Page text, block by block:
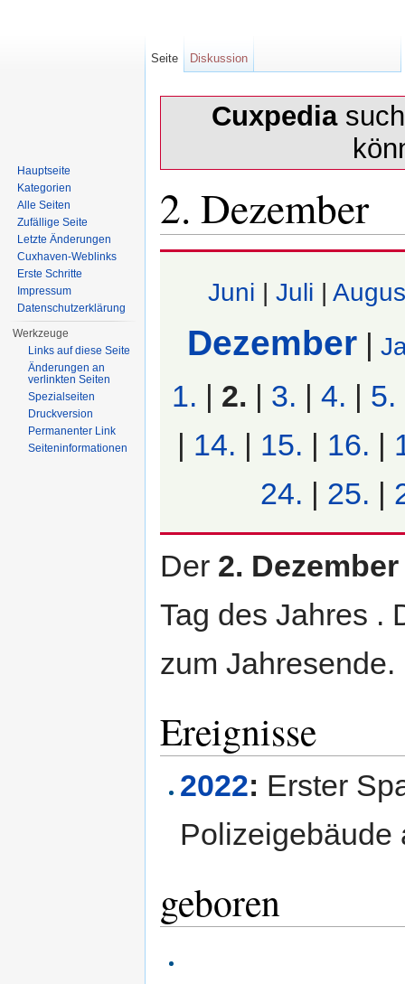
Cuxpedia
2. Dezember
Juni | Juli |
Dezember|
1. 2. 3. 4. 5.
14. 15. 16.
24.
25.
Der 2. Dezember
Tag des Jahres .
zum Jahresende.
Ereignisse
2022: Erster
geboren
Seite Diskussion
Hauptseite
Kategorien
Alle Seiten
Zufällige Seite
Letzte Änderungen
Cuxhaven-Weblinks
Erste Schritte
Impressum
Datenschutzerklärung
Werkzeuge
Links auf diese Seite
Änderungen an
verlinkten Seiten
Spezialseiten
Druckversion
Permanenter Link
Seiten­informationen